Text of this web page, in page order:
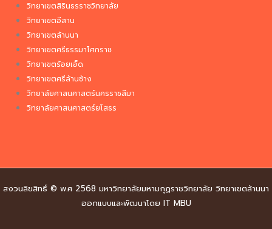
วิทยาเขตสิรินธรราชวิทยาลัย
วิทยาเขตอีสาน
วิทยาเขตล้านนา
วิทยาเขตศรีธรรมาโศกราช
วิทยาเขตร้อยเอ็ด
วิทยาเขตศรีล้านช้าง
วิทยาลัยศาสนศาสตร์นครราชสีมา
วิทยาลัยศาสนศาสตร์ยโสธร
สงวนลิขสิทธิ์ © พ.ศ 2568 มหาวิทยาลัยมหามกุฏราชวิทยาลัย วิทยาเขตล้านนา
ออกแบบและพัฒนาโดย IT MBU